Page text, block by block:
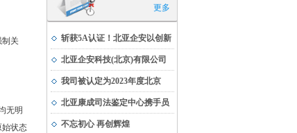
制关
无明
状态
更多
斩获5A认证！北亚企安以创新
实力书写科技发展新篇
北亚企安科技(北京)有限公司
荣获公安部科学技术奖
我司被认定为2023年度北京
市“专精特新”中小企业
北亚康成司法鉴定中心携手员
工，与受灾地区共渡难关
不忘初心 再创辉煌